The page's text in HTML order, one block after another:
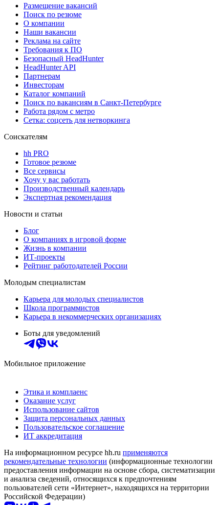
Размещение вакансий
Поиск по резюме
О компании
Наши вакансии
Реклама на сайте
Требования к ПО
Безопасный HeadHunter
HeadHunter API
Партнерам
Инвесторам
Каталог компаний
Поиск по вакансиям в Санкт-Петербурге
Работа рядом с метро
Сетка: соцсеть для нетворкинга
Соискателям
hh PRO
Готовое резюме
Все сервисы
Хочу у вас работать
Производственный календарь
Экспертная рекомендация
Новости и статьи
Блог
О компаниях в игровой форме
Жизнь в компании
ИТ-проекты
Рейтинг работодателей России
Молодым специалистам
Карьера для молодых специалистов
Школа программистов
Карьера в некоммерческих организациях
Боты для уведомлений
Мобильное приложение
Этика и комплаенс
Оказание услуг
Использование сайтов
Защита персональных данных
Пользовательское соглашение
ИТ аккредитация
На информационном ресурсе hh.ru применяются
рекомендательные технологии (информационные технологии
предоставления информации на основе сбора, систематизации
и анализа сведений, относящихся к предпочтениям
пользователей сети «Интернет», находящихся на территории
Российской Федерации)